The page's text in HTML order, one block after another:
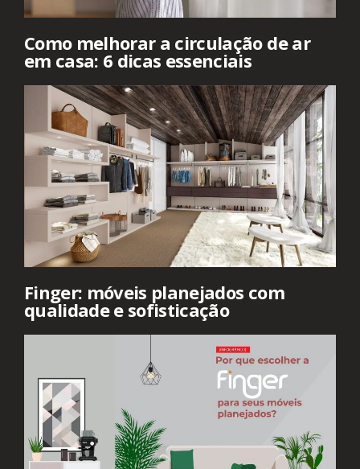
Como melhorar a circulação de ar
em casa: 6 dicas essenciais
Finger: móveis planejados com
qualidade e sofisticação